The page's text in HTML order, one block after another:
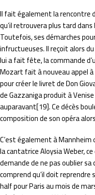
Il fait également la rencontre
qu’il retrouvera plus tard
Toutefois, ses démarches
infructueuses. Il reçoit alors
lui a fait fête, la commande
Mozart fait à nouveau appel
pour créer le livret de Don
de Gazzaniga produit à
auparavant[19]. Ce décès
composition de son opéra
C’est également à
la cantatrice Aloysia Weber,
demande de ne pas oublier
comprend qu’il doit
half pour Paris au mois de